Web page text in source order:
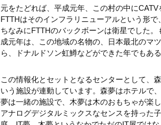
元をたどれば、平成元年、この村の中に
FTTHはそのインフラリニューアルという形で
ちなみにFTTHのバックボーンは衛星でした
成元年は、この地域の名物の、日本最北のマ
ら、ドナルドソン虹鱒などができた年でもある
この情報化とセットとなるセンターとして、
いう施設が連動しています。森夢はホテルで
夢は一緒の施設で、木夢は木のおもちゃが楽
アナログデジタルミックスなセンスを持った